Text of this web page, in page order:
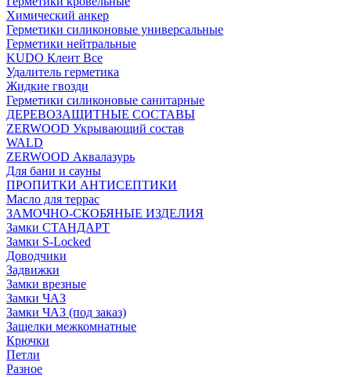
Химический анкер
Герметики силиконовые универсальные
Герметики нейтральные
KUDO Клеит Все
Удалитель герметика
Жидкие гвозди
Герметики силиконовые санитарные
ДЕРЕВОЗАЩИТНЫЕ СОСТАВЫ
ZERWOOD Укрывающий состав
WALD
ZERWOOD Аквалазурь
Для бани и сауны
ПРОПИТКИ АНТИСЕПТИКИ
Масло для террас
ЗАМОЧНО-СКОБЯНЫЕ ИЗДЕЛИЯ
Замки СТАНДАРТ
Замки S-Locked
Доводчики
Задвижки
Замки врезные
Замки ЧАЗ
Замки ЧАЗ (под заказ)
Защелки межкомнатные
Крючки
Петли
Разное